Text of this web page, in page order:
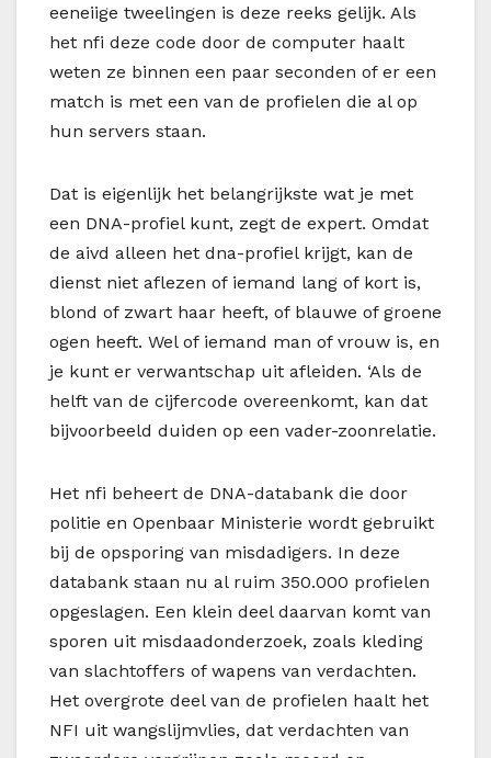
eeneiige tweelingen is deze reeks gelijk. Als
het nfi deze code door de computer haalt
weten ze binnen een paar seconden of er een
match is met een van de profielen die al op
hun servers staan.
Dat is eigenlijk het belangrijkste wat je met
een DNA-profiel kunt, zegt de expert. Omdat
de aivd alleen het dna-profiel krijgt, kan de
dienst niet aflezen of iemand lang of kort is,
blond of zwart haar heeft, of blauwe of groene
ogen heeft. Wel of iemand man of vrouw is, en
je kunt er verwantschap uit afleiden. ‘Als de
helft van de cijfercode overeenkomt, kan dat
bijvoorbeeld duiden op een vader-zoonrelatie.
Het nfi beheert de DNA-databank die door
politie en Openbaar Ministerie wordt gebruikt
bij de opsporing van misdadigers. In deze
databank staan nu al ruim 350.000 profielen
opgeslagen. Een klein deel daarvan komt van
sporen uit misdaadonderzoek, zoals kleding
van slachtoffers of wapens van verdachten.
Het overgrote deel van de profielen haalt het
NFI uit wangslijmvlies, dat verdachten van